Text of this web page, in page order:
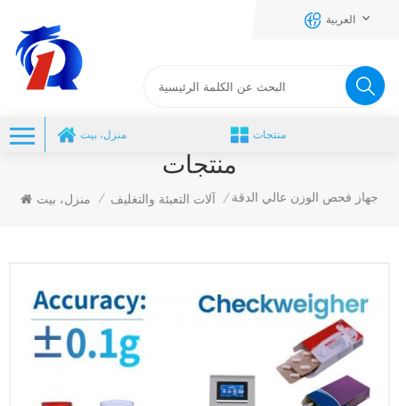
العربية
منزل، بيت منتجات
منتجات
منزل، بيت / آلات التعبئة والتغليف / جهاز فحص الوزن عالي الدقة